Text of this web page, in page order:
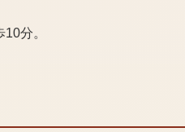
分。